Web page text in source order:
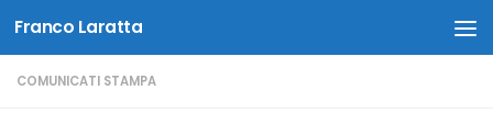
Salta al contenuto
Franco Laratta
COMUNICATI STAMPA